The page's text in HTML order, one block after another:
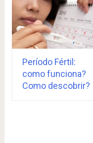
Período Fértil:
como funciona?
Como descobrir?